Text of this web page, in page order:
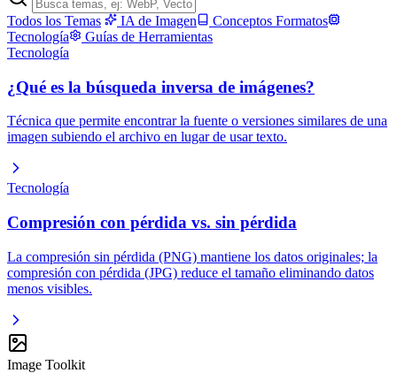
Todos los Temas IA de Imagen Conceptos Formatos
Tecnología
Guías de Herramientas
Tecnología
¿Qué es la búsqueda inversa de imágenes?
Técnica que permite encontrar la fuente o versiones similares de una
imagen subiendo el archivo en lugar de usar texto.
Tecnología
Compresión con pérdida vs. sin pérdida
La compresión sin pérdida (PNG) mantiene los datos originales; la
compresión con pérdida (JPG) reduce el tamaño eliminando datos
menos visibles.
Image Toolkit